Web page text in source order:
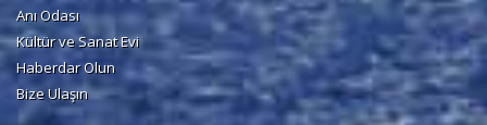
Anı Odası
Kültür ve Sanat Evi
Haberdar Olun
Bize Ulaşın